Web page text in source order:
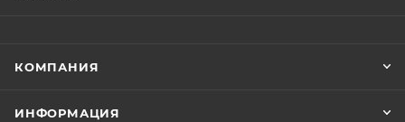
КОМПАНИЯ
ИНФОРМАЦИЯ